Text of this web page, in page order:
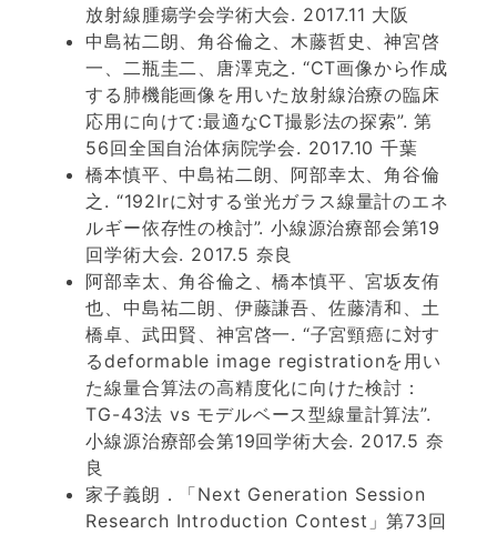
放射線腫瘍学会学術大会. 2017.11 大阪
中島祐二朗、角谷倫之、木藤哲史、神宮啓
一、二瓶圭二、唐澤克之. “CT画像から作成
する肺機能画像を用いた放射線治療の臨床
応用に向けて:最適なCT撮影法の探索”. 第
56回全国自治体病院学会. 2017.10 千葉
橋本慎平、中島祐二朗、阿部幸太、角谷倫
之. “192Irに対する蛍光ガラス線量計のエネ
ルギー依存性の検討”. 小線源治療部会第19
回学術大会. 2017.5 奈良
阿部幸太、角谷倫之、橋本慎平、宮坂友侑
也、中島祐二朗、伊藤謙吾、佐藤清和、土
橋卓、武田賢、神宮啓一. “子宮頸癌に対す
るdeformable image registrationを用い
た線量合算法の高精度化に向けた検討：
TG-43法 vs モデルベース型線量計算法”.
小線源治療部会第19回学術大会. 2017.5 奈
良
家子義朗．「Next Generation Session
Research Introduction Contest」第73回